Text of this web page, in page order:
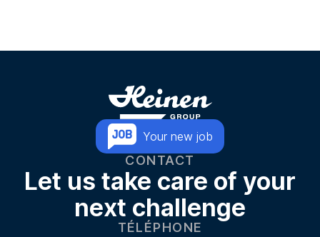
Your new job
CONTACT
Let us take care of your
next challenge
TÉLÉPHONE